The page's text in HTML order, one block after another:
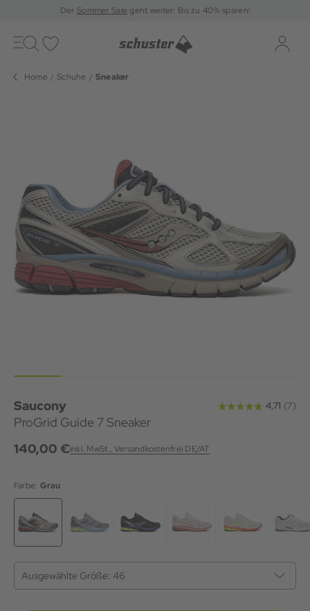
DerSommer Sale geht weiter: Bis zu 40% sparen!
Toggle
navigation
Home Schuhe Sneaker
Saucony
ProGrid Guide 7 Sneaker
140,00 €inkl. MwSt., Versandkostenfrei DE/AT
Farbe: Grau
Ausgewählte Größe: 46